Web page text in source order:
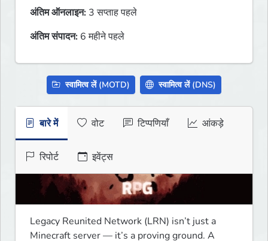
अंतिम ऑनलाइन: 3 सप्ताह पहले
अंतिम संपादन: 6 महीने पहले
स्वामित्व लें (MOTD) स्वामित्व लें (DNS)
बारे में वोट टिप्पणियाँ आंकड़े
रिपोर्ट इवेंट्स
Legacy Reunited Network (LRN) isn’t just a
Minecraft server — it’s a proving ground. A